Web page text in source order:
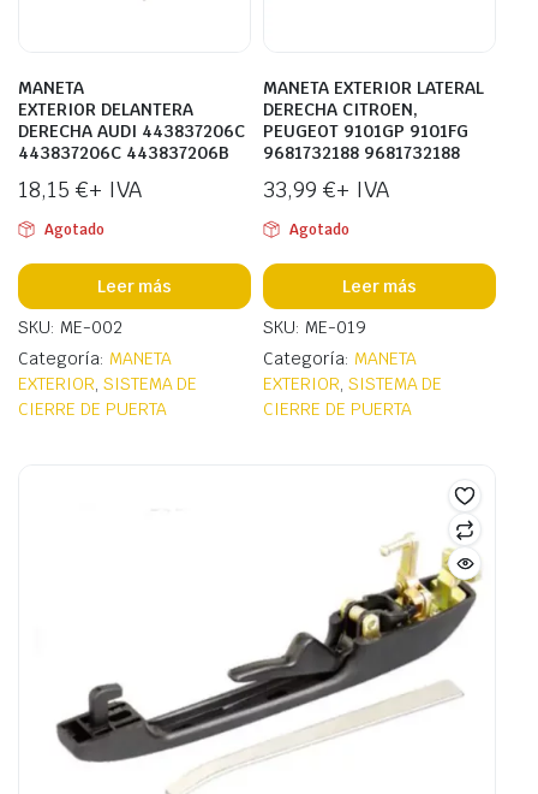
MANETA
EXTERIOR DELANTERA
DERECHA AUDI 443837206C
443837206C 443837206B
18,15 €+ IVA
Agotado
Leer más
SKU: ME-002
Categoría: MANETA
EXTERIOR, SISTEMA DE
CIERRE DE PUERTA
MANETA EXTERIOR LATERAL
DERECHA CITROEN,
PEUGEOT 9101GP 9101FG
9681732188 9681732188
33,99 €+ IVA
Agotado
Leer más
SKU: ME-019
Categoría: MANETA
EXTERIOR, SISTEMA DE
CIERRE DE PUERTA